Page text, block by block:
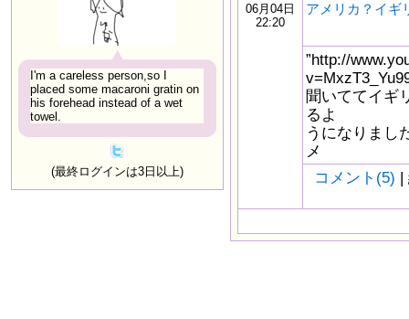
I'm a careless person,so I
placed some macaroni gratin on
his forehead instead of a wet
towel.
(最終ログインは3日以上)
06月04日
22:20
アメリカ？イギ
”http://
聞いててイギ
るよ
うになりまし
メ
コメント(5) |